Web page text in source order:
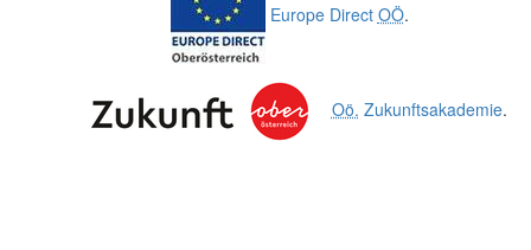
Europe Direct OÖ.
Oö. Zukunftsakademie.